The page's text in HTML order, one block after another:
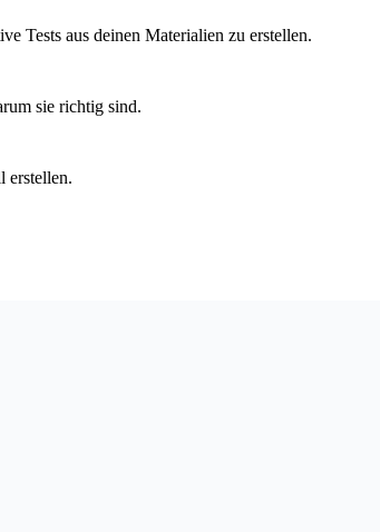
Tests aus deinen Materialien zu erstellen.
sie richtig sind.
erstellen.